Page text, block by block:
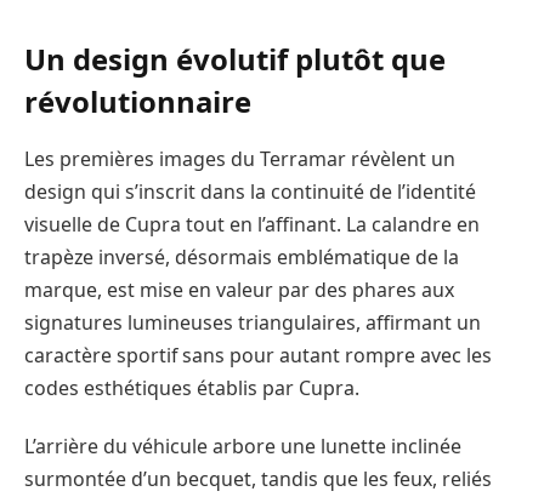
Un design évolutif plutôt que
révolutionnaire
Les premières images du Terramar révèlent un
design qui s’inscrit dans la continuité de l’identité
visuelle de Cupra tout en l’affinant. La calandre en
trapèze inversé, désormais emblématique de la
marque, est mise en valeur par des phares aux
signatures lumineuses triangulaires, affirmant un
caractère sportif sans pour autant rompre avec les
codes esthétiques établis par Cupra.
L’arrière du véhicule arbore une lunette inclinée
surmontée d’un becquet, tandis que les feux, reliés